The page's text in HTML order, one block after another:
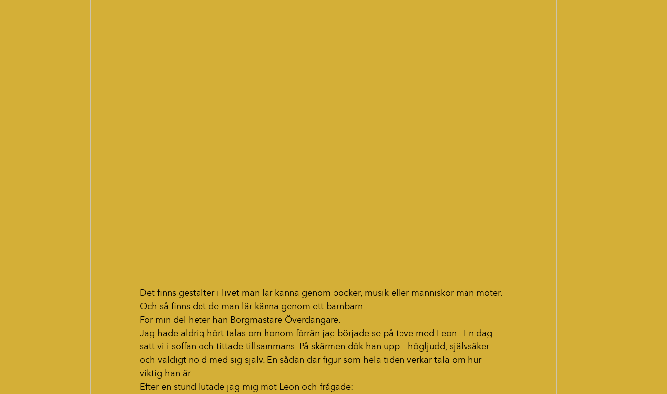
Det finns gestalter i livet man lär känna genom böcker, musik eller människor man möter.
Och så finns det de man lär känna genom ett barnbarn.
För min del heter han Borgmästare Överdängare.
Jag hade aldrig hört talas om honom förrän jag började se på teve med Leon . En dag
satt vi i soffan och tittade tillsammans. På skärmen dök han upp – högljudd, självsäker
och väldigt nöjd med sig själv. En sådan där figur som hela tiden verkar tala om hur
viktig han är.
Efter en stund lutade jag mig mot Leon och frågade: